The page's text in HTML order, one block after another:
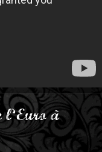
l’Euro à